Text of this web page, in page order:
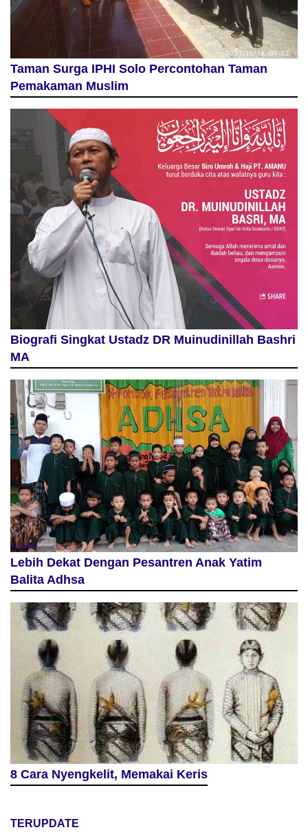
Taman Surga IPHI Solo Percontohan Taman
Pemakaman Muslim
Biografi Singkat Ustadz DR Muinudinillah Bashri
MA
Lebih Dekat Dengan Pesantren Anak Yatim
Balita Adhsa
8 Cara Nyengkelit, Memakai Keris
TERUPDATE